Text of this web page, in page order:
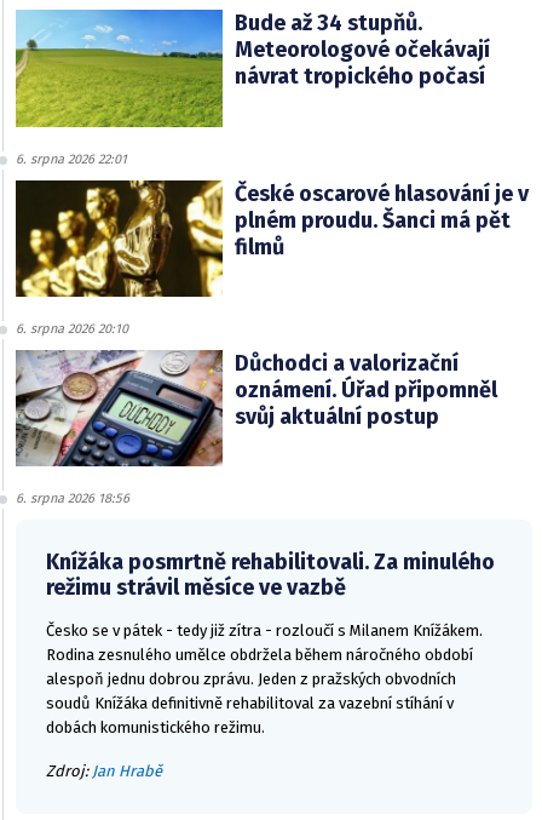
Bude až 34 stupňů.
Meteorologové očekávají
návrat tropického počasí
6. srpna 2026 22:01
České oscarové hlasování je v
plném proudu. Šanci má pět
filmů
6. srpna 2026 20:10
Důchodci a valorizační
oznámení. Úřad připomněl
svůj aktuální postup
6. srpna 2026 18:56
Knížáka posmrtně rehabilitovali. Za minulého
režimu strávil měsíce ve vazbě
Česko se v pátek - tedy již zítra - rozloučí s Milanem Knížákem.
Rodina zesnulého umělce obdržela během náročného období
alespoň jednu dobrou zprávu. Jeden z pražských obvodních
soudů Knížáka definitivně rehabilitoval za vazební stíhání v
dobách komunistického režimu.
Zdroj: Jan Hrabě